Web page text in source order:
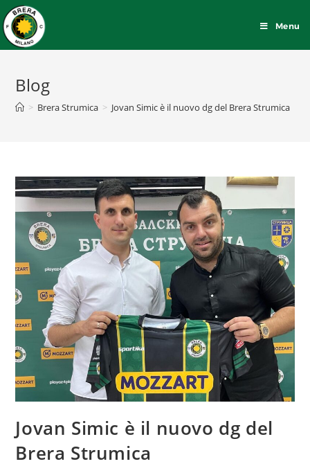
Menu
Blog
> Brera Strumica > Jovan Simic è il nuovo dg del Brera Strumica
Jovan Simic è il nuovo dg del
Brera Strumica